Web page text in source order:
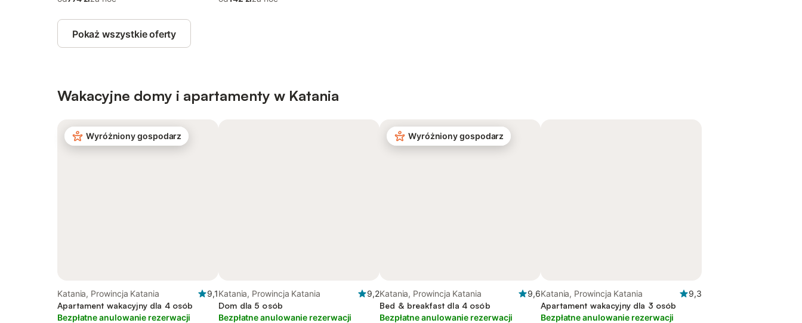
Pokaż wszystkie oferty
Wakacyjne domy i apartamenty w Katania
Wyróżniony gospodarz
Katania, Prowincja Katania
9,1
Apartament wakacyjny dla 4 osób
Bezpłatne anulowanie rezerwacji
Katania, Prowincja Katania
9,2
Dom dla 5 osób
Bezpłatne anulowanie rezerwacji
Wyróżniony gospodarz
Katania, Prowincja Katania
9,6
Bed & breakfast dla 4 osób
Bezpłatne anulowanie rezerwacji
Katania, Prowincja Katania
9,3
Apartament wakacyjny dla 3 osób
Bezpłatne anulowanie rezerwacji